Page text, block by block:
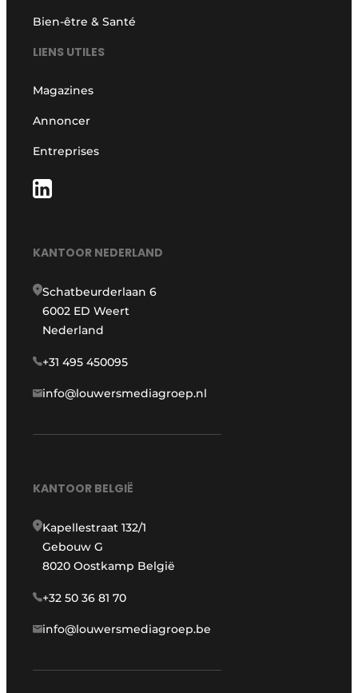
Bien-être & Santé
LIENS UTILES
Magazines
Annoncer
Entreprises
KANTOOR NEDERLAND
Schatbeurderlaan 6
6002 ED Weert
Nederland
+31 495 450095
info@louwersmediagroep.nl
KANTOOR BELGIË
Kapellestraat 132/1
Gebouw G
8020 Oostkamp België
+32 50 36 81 70
info@louwersmediagroep.be